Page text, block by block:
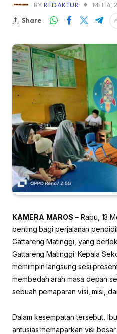
BY REDAKTUR
MEI 14,
Share
KAMERA MAROS – Rabu, 13
penting bagi perjalanan
Gattareng Matinggi, yang
Gattareng Matinggi. Kepala
memimpin langsung sesi
membedah arah masa depan
sebuah pemaparan visi, misi,
Dalam kesempatan tersebut,
antusias memaparkan visi